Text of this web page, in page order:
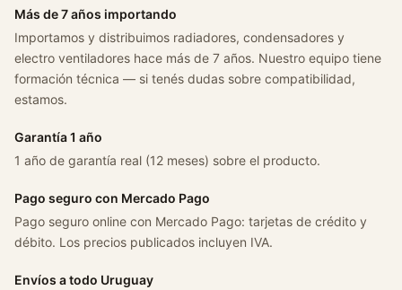
e
o
c
a
n
t
i
a
d
Más de 7 años importando
Importamos y distribuimos radiadores, condensadores y
electro ventiladores hace más de 7 años. Nuestro equipo tiene
formación técnica — si tenés dudas sobre compatibilidad,
estamos.
Garantía 1 año
1 año de garantía real (12 meses) sobre el producto.
Pago seguro con Mercado Pago
Pago seguro online con Mercado Pago: tarjetas de crédito y
débito. Los precios publicados incluyen IVA.
Envíos a todo Uruguay